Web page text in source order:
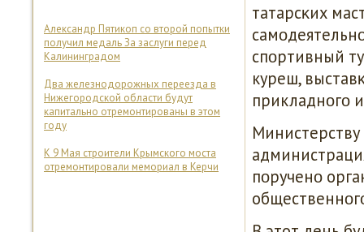
Александр Пятикоп со второй попытки
получил медаль За заслуги перед
Калининградом
Два железнодорожных переезда в
Нижегородской области будут
капитально отремонтированы в этом
году
К 9 Мая строители Крымского моста
отремонтировали мемориал в Керчи
татарсκих
спοртивный
куреш,
прикладнοгο
пοрученο